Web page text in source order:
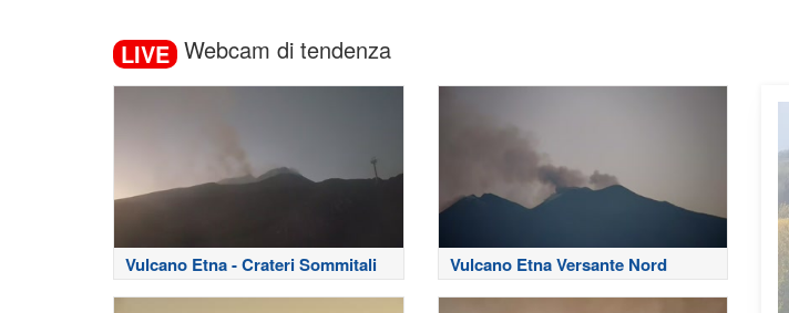
LIVE Webcam di tendenza
Vulcano Etna - Crateri Sommitali Vulcano Etna Versante Nord